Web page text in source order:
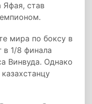
Яфая, став
мира по боксу в
в 1/8 финала
Винвуда. Однако